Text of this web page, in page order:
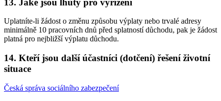
Uplatníte-li žádost o změnu způsobu výplaty nebo trvalé adresy
minimálně 10 pracovních dnů před splatností důchodu, pak je žádost
platná pro nejbližší výplatu důchodu.
14. Kteří jsou další účastníci (dotčení) řešení životní
situace
Česká správa sociálního zabezpečení